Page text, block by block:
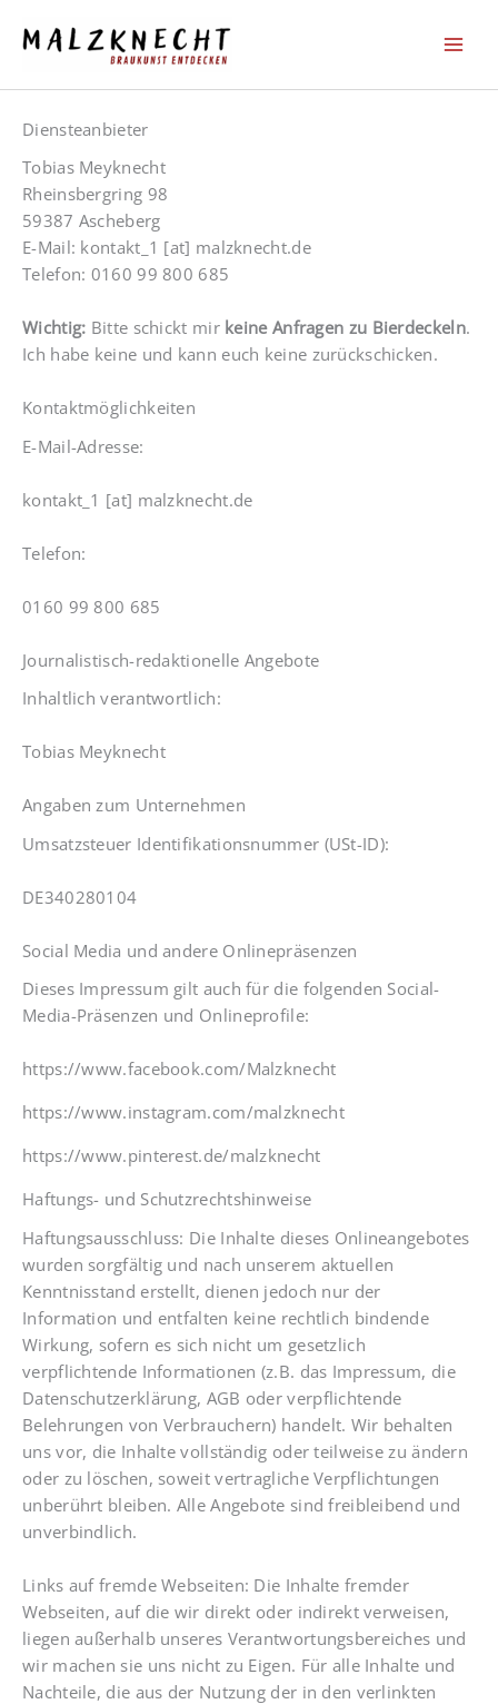
Inhalt
Diensteanbieter
Tobias Meyknecht
Rheinsbergring 98
59387 Ascheberg
E-Mail: kontakt_1 [at] malzknecht.de
Telefon: 0160 99 800 685
Wichtig: Bitte schickt mir keine Anfragen zu Bierdeckeln.
Ich habe keine und kann euch keine zurückschicken.
Kontaktmöglichkeiten
E-Mail-Adresse:
kontakt_1 [at] malzknecht.de
Telefon:
0160 99 800 685
Journalistisch-redaktionelle Angebote
Inhaltlich verantwortlich:
Tobias Meyknecht
Angaben zum Unternehmen
Umsatzsteuer Identifikationsnummer (USt-ID):
DE340280104
Social Media und andere Onlinepräsenzen
Dieses Impressum gilt auch für die folgenden Social-
Media-Präsenzen und Onlineprofile:
https://www.facebook.com/Malzknecht
https://www.instagram.com/malzknecht
https://www.pinterest.de/malzknecht
Haftungs- und Schutzrechtshinweise
Haftungsausschluss: Die Inhalte dieses Onlineangebotes
wurden sorgfältig und nach unserem aktuellen
Kenntnisstand erstellt, dienen jedoch nur der
Information und entfalten keine rechtlich bindende
Wirkung, sofern es sich nicht um gesetzlich
verpflichtende Informationen (z.B. das Impressum, die
Datenschutzerklärung, AGB oder verpflichtende
Belehrungen von Verbrauchern) handelt. Wir behalten
uns vor, die Inhalte vollständig oder teilweise zu ändern
oder zu löschen, soweit vertragliche Verpflichtungen
unberührt bleiben. Alle Angebote sind freibleibend und
unverbindlich.
Links auf fremde Webseiten: Die Inhalte fremder
Webseiten, auf die wir direkt oder indirekt verweisen,
liegen außerhalb unseres Verantwortungsbereiches und
wir machen sie uns nicht zu Eigen. Für alle Inhalte und
Nachteile, die aus der Nutzung der in den verlinkten